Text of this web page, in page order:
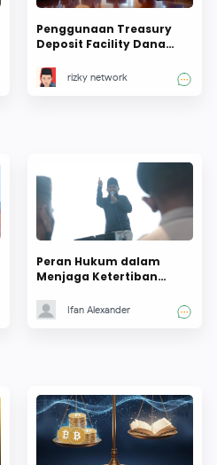
Penggunaan Treasury
Deposit Facility Dana
Kesejahteraan Daerah
rizky network
Peran Hukum dalam
Menjaga Ketertiban
IndonesiaIfan Alexander